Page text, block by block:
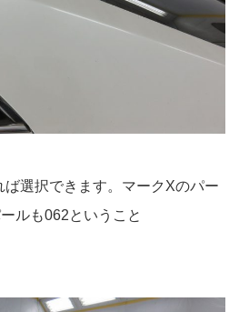
ば選択できます。マークXのパー
ルも062ということ